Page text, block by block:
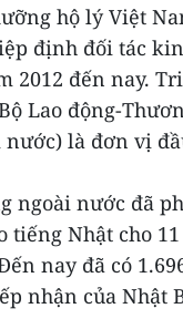
hộ lý Việt
định đối tác
2012 đến nay.
Lao động-
nước) là đơn vị
ngoài nước đã
tiếng Nhật cho
nay đã có
nhận của Nhật